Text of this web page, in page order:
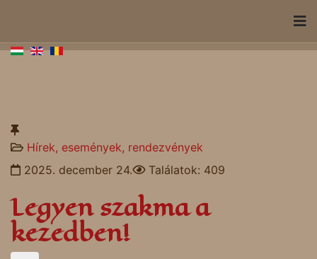
Hírek, események, rendezvények
2025. december 24.
Találatok: 409
Legyen szakma a
kezedben!